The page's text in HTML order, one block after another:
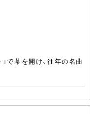
で幕を開け、往年の名曲